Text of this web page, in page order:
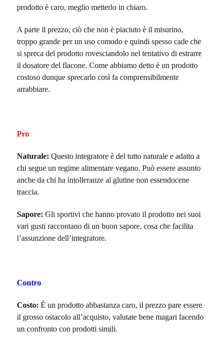
prodotto è caro, meglio metterlo in chiaro.
A parte il prezzo, ciò che non è piaciuto è il misurino,
troppo grande per un uso comodo e quindi spesso cade che
si spreca del prodotto rovesciandolo nel tentativo di estrarre
il dosatore del flacone. Come abbiamo detto è un prodotto
costoso dunque sprecarlo così fa comprensibilmente
arrabbiare.
Pro
Naturale: Questo integratore è del tutto naturale e adatto a
chi segue un regime alimentare vegano. Può essere assunto
anche da chi ha intolleranze al glutine non essendocene
traccia.
Sapore: Gli sportivi che hanno provato il prodotto nei suoi
vari gusti raccontano di un buon sapore, cosa che facilita
l’assunzione dell’integratore.
Contro
Costo: È un prodotto abbastanza caro, il prezzo pare essere
il grosso ostacolo all’acquisto, valutate bene magari facendo
un confronto con prodotti simili.